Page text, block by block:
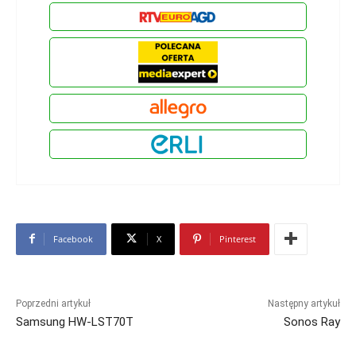
Facebook X Pinterest
Poprzedni artykuł
Samsung HW-LST70T
Następny artykuł
Sonos Ray